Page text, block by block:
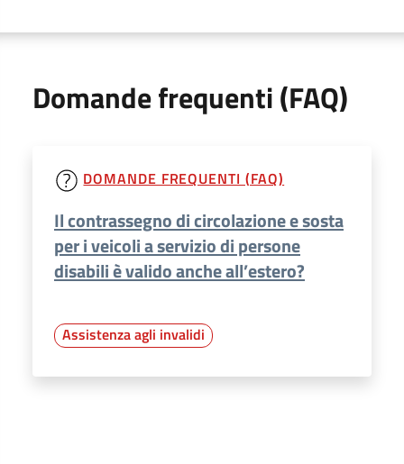
Domande frequenti (FAQ)
DOMANDE FREQUENTI (FAQ)
Il contrassegno di circolazione e sosta
per i veicoli a servizio di persone
disabili è valido anche all’estero?
Assistenza agli invalidi